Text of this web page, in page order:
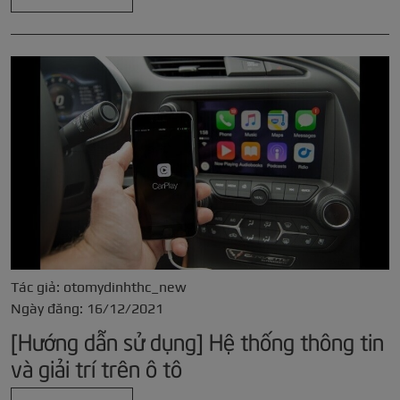
Tác giả: otomydinhthc_new
Ngày đăng: 16/12/2021
[Hướng dẫn sử dụng] Hệ thống thông tin
và giải trí trên ô tô